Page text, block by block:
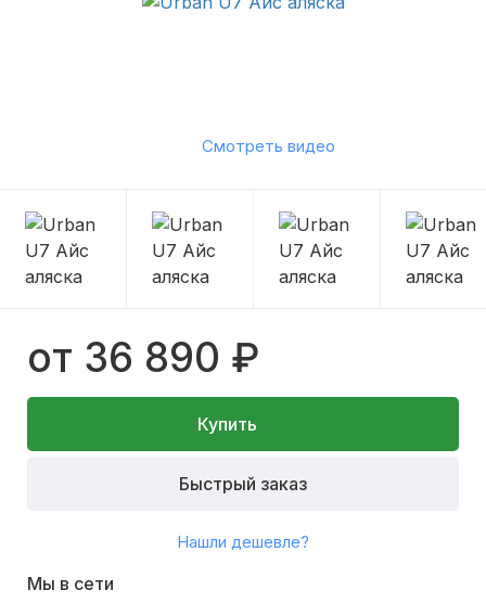
Смотреть видео
от 36 890 ₽
Купить
Быстрый заказ
Нашли дешевле?
Мы в сети